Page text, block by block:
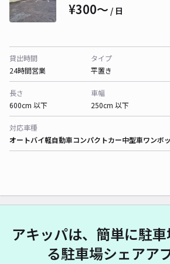
¥300〜 / 日
貸出時間
24時間営業
タイプ
平置き
長さ
600cm 以下
車幅
250cm 以下
対応車種
オートバイ軽自動車コンパクトカー中型車ワンボ
アキッパは、簡単に駐
る駐車場シェアア